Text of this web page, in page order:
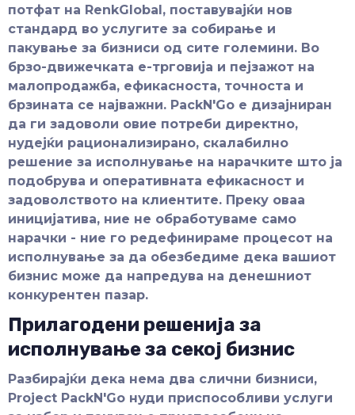
потфат на RenkGlobal, поставувајќи нов
стандард во услугите за собирање и
пакување за бизниси од сите големини. Во
брзо-движечката е-трговија и пејзажот на
малопродажба, ефикасноста, точноста и
брзината се најважни. PackN'Go е дизајниран
да ги задоволи овие потреби директно,
нудејќи рационализирано, скалабилно
решение за исполнување на нарачките што ја
подобрува и оперативната ефикасност и
задоволството на клиентите. Преку оваа
иницијатива, ние не обработуваме само
нарачки - ние го редефинираме процесот на
исполнување за да обезбедиме дека вашиот
бизнис може да напредува на денешниот
конкурентен пазар.
Прилагодени решенија за
исполнување за секој бизнис
Разбирајќи дека нема два слични бизниси,
Project PackN'Go нуди приспособливи услуги